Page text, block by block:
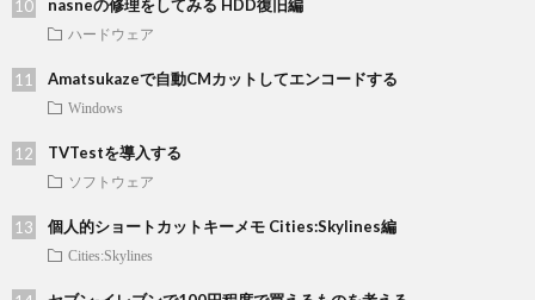
nasneの修理をしてみる HDD復旧編
ハードウェア
Amatsukazeで自動CMカットしてエンコードする
Windows
TVTestを導入する
ソフトウェア
個人的ショートカットキーメモ Cities:Skylines編
Cities:Skylines